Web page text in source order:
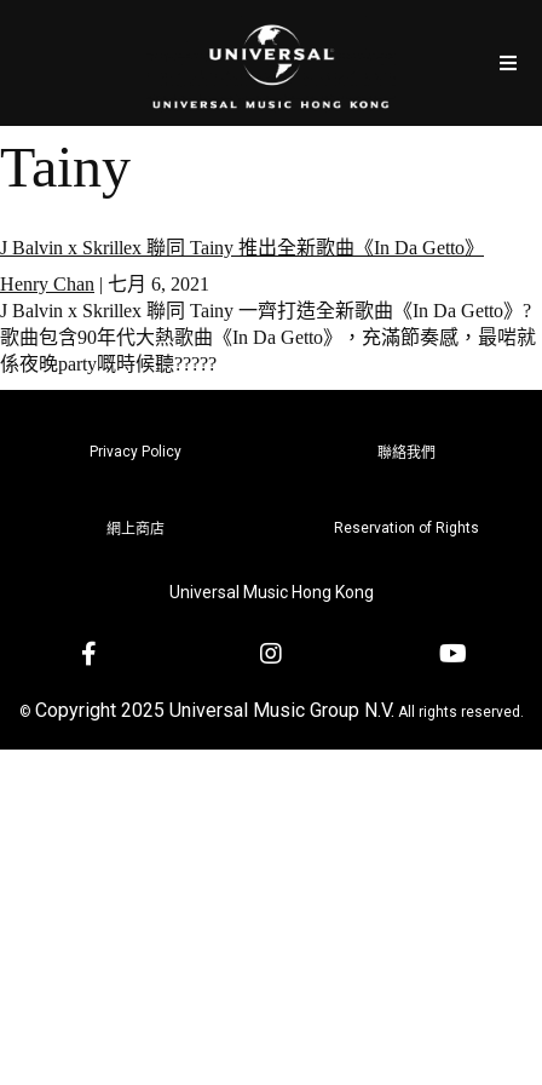
Tainy
J Balvin x Skrillex 聯同 Tainy 推出全新歌曲《In Da Getto》
Henry Chan | 七月 6, 2021
J Balvin x Skrillex 聯同 Tainy 一齊打造全新歌曲《In Da Getto》?
歌曲包含90年代大熱歌曲《In Da Getto》，充滿節奏感，最啱就
係夜晚party嘅時候聽?????
Privacy Policy 聯絡我們
網上商店 Reservation of Rights
Universal Music Hong Kong
© Copyright 2025 Universal Music Group N.V. All rights reserved.